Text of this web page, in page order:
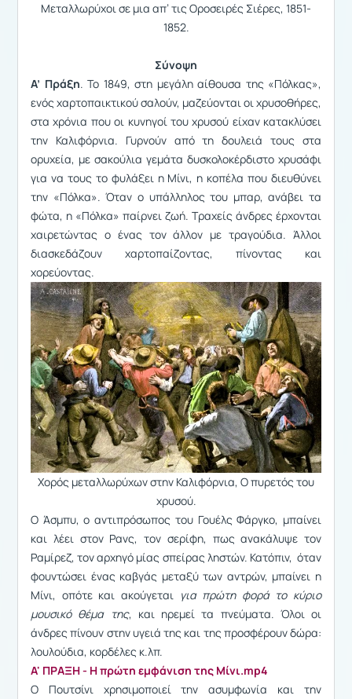
Μεταλλωρύχοι σε μια απ’ τις Οροσειρές Σιέρες, 1851-
1852.
Σύνοψη
Α’ Πράξη. Το 1849, στη μεγάλη αίθουσα της «Πόλκας»,
ενός χαρτοπαικτικού σαλούν, μαζεύονται οι χρυσοθήρες,
στα χρόνια που οι κυνηγοί του χρυσού είχαν κατακλύσει
την Καλιφόρνια. Γυρνούν από τη δουλειά τους στα
ορυχεία, με σακούλια γεμάτα δυσκολοκέρδιστο χρυσάφι
για να τους το φυλάξει η Μίνι, η κοπέλα που διευθύνει
την «Πόλκα». Όταν ο υπάλληλος του μπαρ, ανάβει τα
φώτα, η «Πόλκα» παίρνει ζωή. Τραχείς άνδρες έρχονται
χαιρετώντας ο ένας τον άλλον με τραγούδια. Άλλοι
διασκεδάζουν χαρτοπαίζοντας, πίνοντας και
χορεύοντας.
Χορός μεταλλωρύχων στην Καλιφόρνια, Ο πυρετός του
χρυσού.
Ο Άσμπυ, ο αντιπρόσωπος του Γουέλς Φάργκο, μπαίνει
και λέει στον Ρανς, τον σερίφη, πως ανακάλυψε τον
Ραμίρεζ, τον αρχηγό μίας σπείρας ληστών. Κατόπιν, όταν
φουντώσει ένας καβγάς μεταξύ των αντρών, μπαίνει η
Μίνι, οπότε και ακούγεται
για πρώτη φορά το κύριο
μουσικό θέμα της, και ηρεμεί τα πνεύματα. Όλοι οι
άνδρες πίνουν στην υγειά της και της προσφέρουν δώρα:
λουλούδια, κορδέλες κ.λπ.
Α' ΠΡΑΞΗ - Η πρώτη εμφάνιση της Μίνι.mp4
Ο Πουτσίνι χρησιμοποιεί την ασυμφωνία και την